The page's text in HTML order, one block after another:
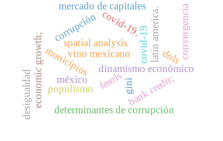
dinamismo económico
municipios
bank credit;
economic growth; latin america.
corrupción
determinantes de corrupción
méxico
covid-19
mercado de capitales
dols
fmols
convergencia
desigualdad
spatial analysis
gini
covid-19.
vino mexicano
populismo